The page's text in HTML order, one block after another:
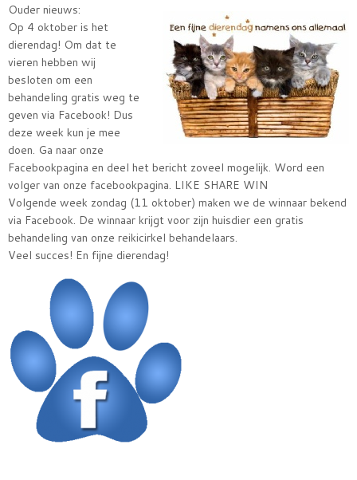
Ouder nieuws:
Op 4 oktober is het
dierendag! Om dat te
vieren hebben wij
besloten om een
behandeling gratis weg te
geven via Facebook! Dus
deze week kun je mee
doen. Ga naar onze
Facebookpagina en deel het bericht zoveel mogelijk. Word een
volger van onze facebookpagina. LIKE SHARE WIN
Volgende week zondag (11 oktober) maken we de winnaar bekend
via Facebook. De winnaar krijgt voor zijn huisdier een gratis
behandeling van onze reikicirkel behandelaars.
Veel succes! En fijne dierendag!